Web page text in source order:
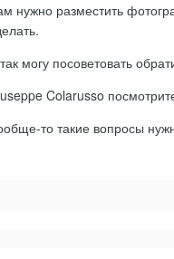
нужно разместить
могу посоветовать
Colarusso
то такие вопросы